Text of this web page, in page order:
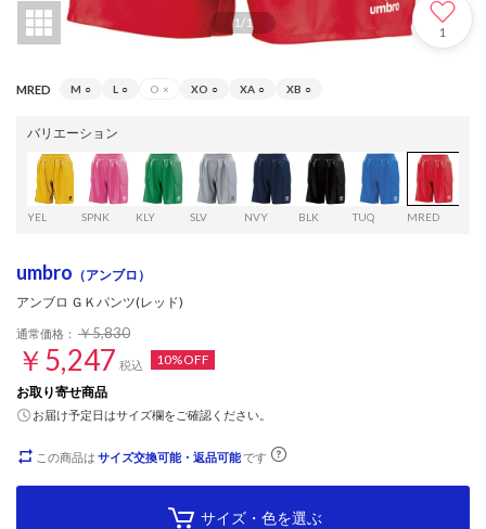
1/1
1
MRED M ○ L ○ O × XO ○ XA ○ XB ○
バリエーション
YEL SPNK KLY SLV NVY BLK TUQ MRED
umbro （アンブロ）
アンブロ ＧＫパンツ(レッド)
通常価格： ￥5,830
￥5,247 税込
10%OFF
お取り寄せ商品
お届け予定日はサイズ欄をご確認ください。
この商品は サイズ交換可能・返品可能です
サイズ・色を選ぶ